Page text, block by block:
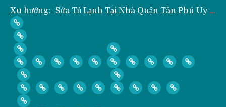
Xu hướng:
Sửa Tủ Lạnh Tại Nhà Quận Tân Phú Uy Tín Giá Rẻ
Dịch Vụ Sửa Tủ Lạnh Tại Nhà Quận 3